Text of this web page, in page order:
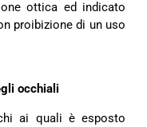
ottica ed indicato
proibizione di un uso
occhiali
ai quali è esposto